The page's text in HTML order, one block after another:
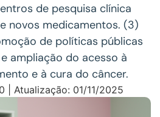
de pesquisa clínica
novos medicamentos. (3)
de políticas públicas
ampliação do acesso à
e à cura do câncer.
| Atualização: 01/11/2025